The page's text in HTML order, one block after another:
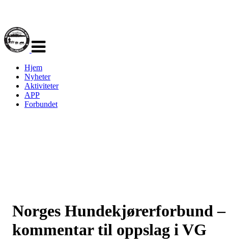
navigasjon
Hjem
Nyheter
Aktiviteter
APP
Forbundet
Norges Hundekjørerforbund –
kommentar til oppslag i VG